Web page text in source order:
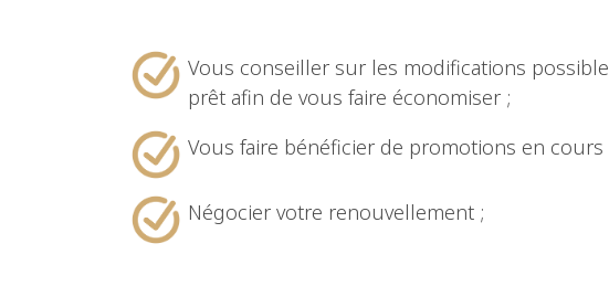
Vous conseiller sur les modifications
prêt afin de vous faire économiser ;
Vous faire bénéficier de promotions en cours
Négocier votre renouvellement ;